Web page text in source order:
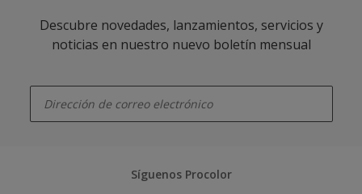
Descubre novedades, lanzamientos, servicios y
noticias en nuestro nuevo boletín mensual
Síguenos Procolor